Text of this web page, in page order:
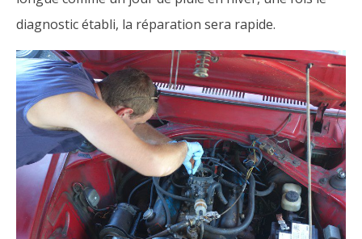
diagnostic établi, la réparation sera rapide.